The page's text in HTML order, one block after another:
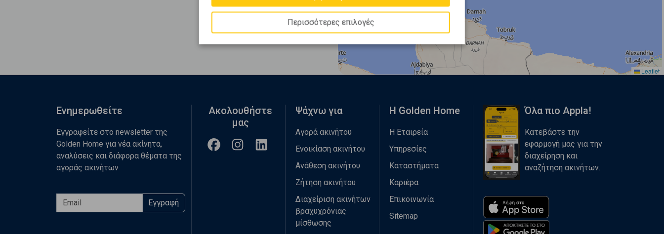
Leaflet
Περισσότερες επιλογές
Ενημερωθείτε
Εγγραφείτε στο newsletter της
Golden Home για νέα ακίνητα,
αναλύσεις και διάφορα θέματα της
αγοράς ακινήτων
Εγγραφή
Ακολουθήστε
μας
Ψάχνω για
Αγορά ακινήτου
Ενοικίαση ακινήτου
Ανάθεση ακινήτου
Ζήτηση ακινήτου
Διαχείριση ακινήτων
βραχυχρόνιας
μίσθωσης
Η Golden Home
Η Εταιρεία
Υπηρεσίες
Καταστήματα
Καριέρα
Επικοινωνία
Sitemap
Όλα πιο Appla!
Κατεβάστε την
εφαρμογή μας για την
διαχείρηση και
αναζήτηση ακινήτων.